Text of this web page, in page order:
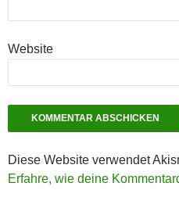
Website
Diese Website verwendet
Erfahre, wie deine